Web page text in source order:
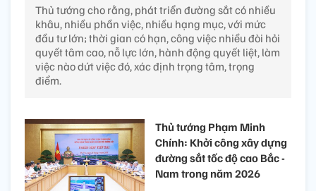
Thủ tướng cho rằng, phát triển đường sắt có nhiều
khâu, nhiều phần việc, nhiều hạng mục, với mức
đầu tư lớn; thời gian có hạn, công việc nhiều đòi hỏi
quyết tâm cao, nỗ lực lớn, hành động quyết liệt, làm
việc nào dứt việc đó, xác định trọng tâm, trọng
điểm.
Thủ tướng Phạm Minh
Chính: Khởi công xây dựng
đường sắt tốc độ cao Bắc -
Nam trong năm 2026